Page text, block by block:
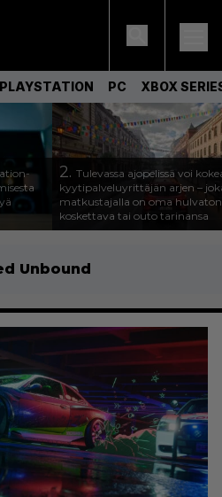
PLAYSTATION PC XBOX
2. Tulevassa ajopelissä voi
kyytipalveluyrittäjän arjen –
matkustajalla on oma
koskettava tai outo tarinansa
Unbound